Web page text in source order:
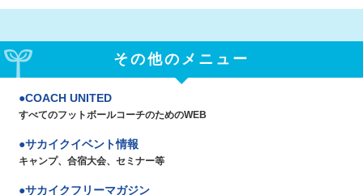
その他のメニュー
COACH UNITED
すべてのフットボールコーチのためのWEB
サカイクイベント情報
キャンプ、合宿大会、セミナー等
サカイクフリーマガジン